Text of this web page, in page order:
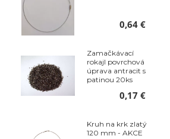
0,64 €
Zamačkávací
rokajl povrchová
úprava antracit s
patinou 20ks
0,17 €
Kruh na krk zlatý
120 mm - AKCE